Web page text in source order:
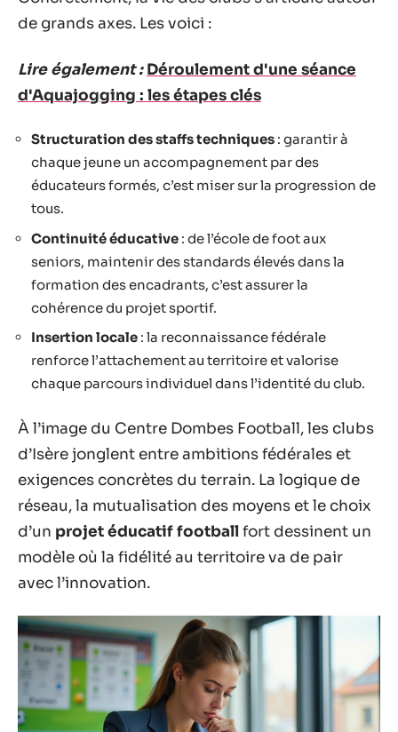
de grands axes. Les voici :
Lire également : Déroulement d'une séance
d'Aquajogging : les étapes clés
Structuration des staffs techniques : garantir à
chaque jeune un accompagnement par des
éducateurs formés, c’est miser sur la progression de
tous.
Continuité éducative : de l’école de foot aux
seniors, maintenir des standards élevés dans la
formation des encadrants, c’est assurer la
cohérence du projet sportif.
Insertion locale : la reconnaissance fédérale
renforce l’attachement au territoire et valorise
chaque parcours individuel dans l’identité du club.
À l’image du Centre Dombes Football, les clubs
d’Isère jonglent entre ambitions fédérales et
exigences concrètes du terrain. La logique de
réseau, la mutualisation des moyens et le choix
d’un projet éducatif footballfort dessinent un
modèle où la fidélité au territoire va de pair
avec l’innovation.